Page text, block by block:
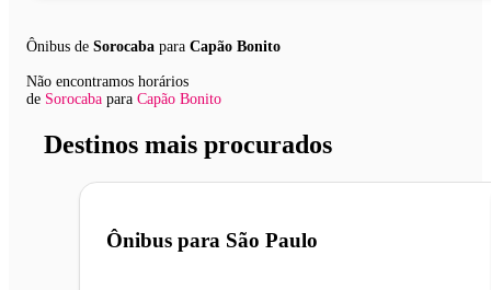
Ônibus de Sorocaba para Capão Bonito
Não encontramos horários
de Sorocaba para Capão Bonito
Destinos mais procurados
Ônibus para São Paulo